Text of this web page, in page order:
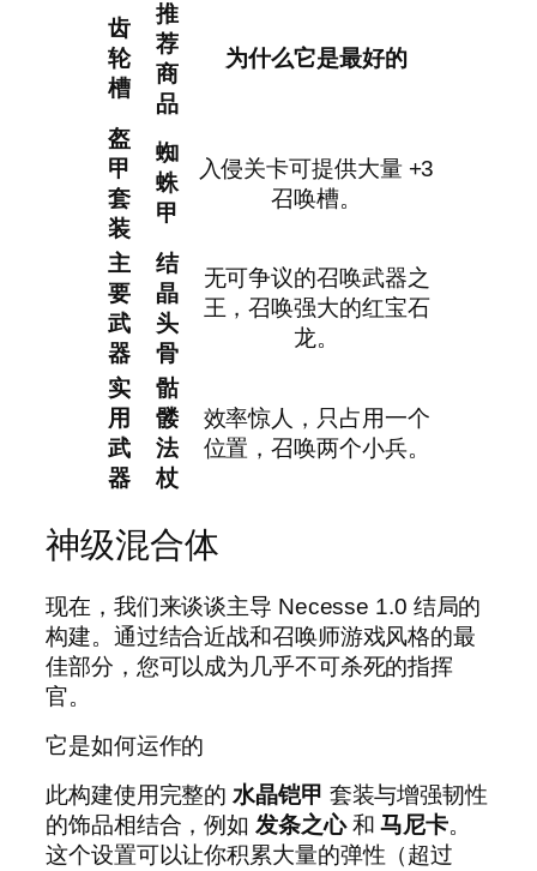
齿
轮
槽
推
荐
商
品
为什么它是最好的
盔
甲
套
装
蜘
蛛
甲
入侵关卡可提供大量 +3
召唤槽。
主
要
武
器
结
晶
头
骨
无可争议的召唤武器之
王，召唤强大的红宝石
龙。
实
用
武
器
骷
髅
法
杖
效率惊人，只占用一个
位置，召唤两个小兵。
神级混合体
现在，我们来谈谈主导 Necesse 1.0 结局的
构建。通过结合近战和召唤师游戏风格的最
佳部分，您可以成为几乎不可杀死的指挥
官。
它是如何运作的
此构建使用完整的水晶铠甲 套装与增强韧性
的饰品相结合，例如 发条之心和马尼卡。
这个设置可以让你积累大量的弹性（超过